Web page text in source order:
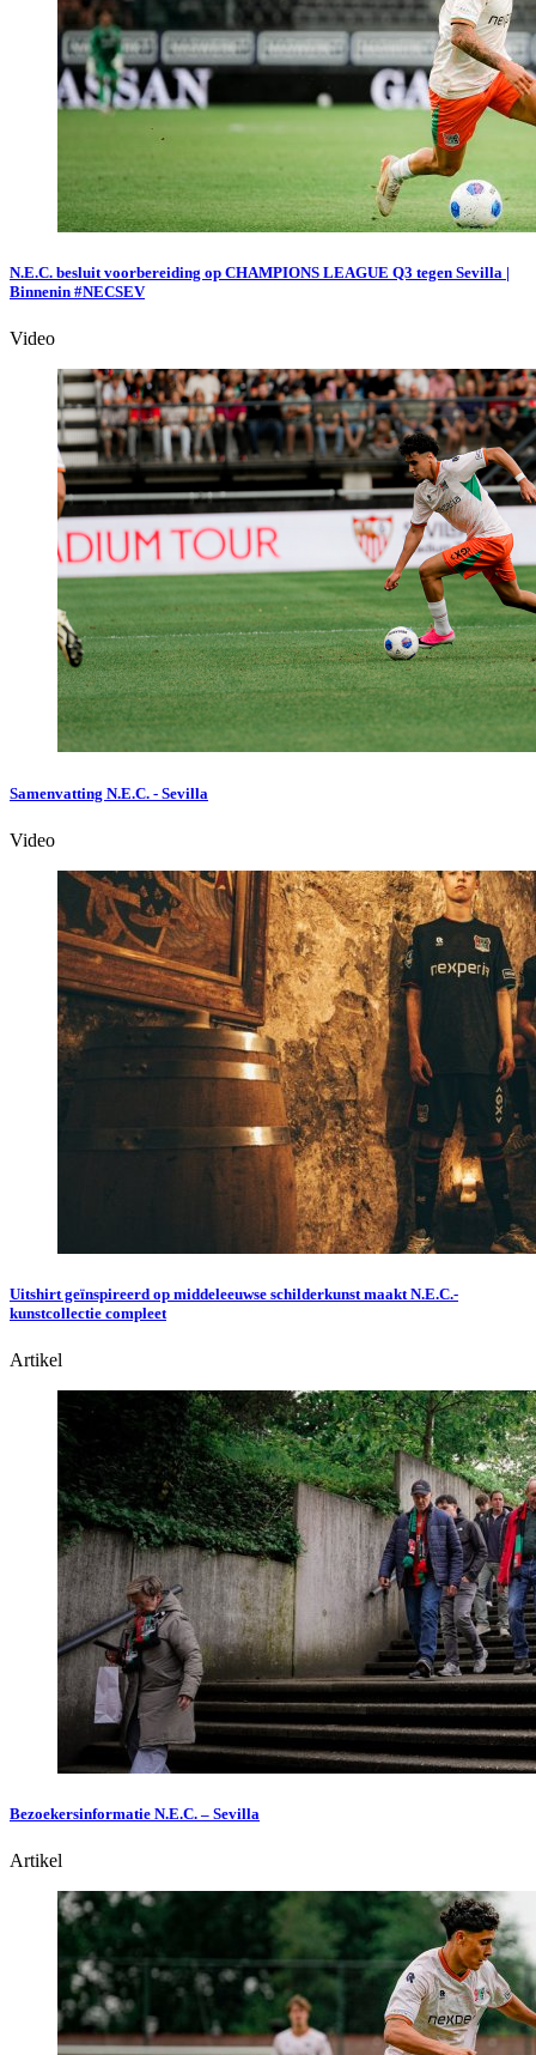
N.E.C. besluit voorbereiding op CHAMPIONS LEAGUE Q3 tegen Sevilla |
Binnenin #NECSEV
Video
Samenvatting N.E.C. - Sevilla
Video
Uitshirt geïnspireerd op middeleeuwse schilderkunst maakt N.E.C.-
kunstcollectie compleet
Artikel
Bezoekersinformatie N.E.C. – Sevilla
Artikel